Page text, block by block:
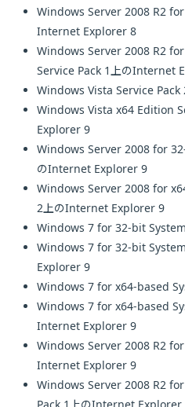
Windows Server 2008 R2
Internet Explorer 8
Windows Server 2008 R2
Service Pack 1上のInternet
Windows Vista Service
Windows Vista x64 Edition
Explorer 9
Windows Server 2008 for
のInternet Explorer 9
Windows Server 2008 for
2上のInternet Explorer 9
Windows 7 for 32-bit
Windows 7 for 32-bit
Explorer 9
Windows 7 for x64-based
Windows 7 for x64-based
Internet Explorer 9
Windows Server 2008 R2
Internet Explorer 9
Windows Server 2008 R2